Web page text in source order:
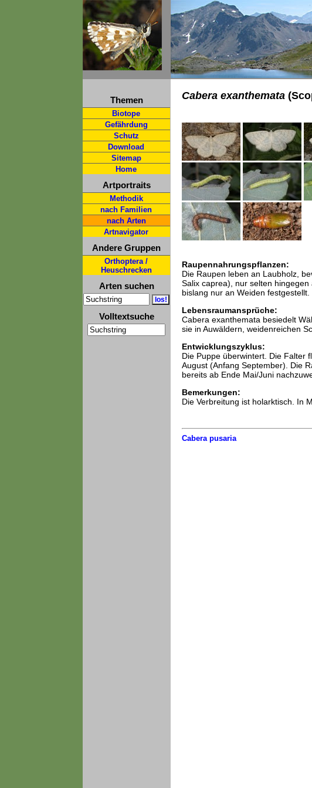
Themen
Biotope
Gefährdung
Schutz
Download
Sitemap
Home
Artportraits
Methodik
nach Familien
nach Arten
Artnavigator
Andere Gruppen
Orthoptera /
Heuschrecken
Arten suchen
Volltextsuche
Cabera exanthemata
Raupennahrungspflanzen:
Die Raupen leben an Laubholz,
Salix caprea), nur selten
bislang nur an Weiden festgestellt.
Lebensraumansprüche:
Cabera exanthemata besiedelt
sie in Auwäldern, weidenreichen
Entwicklungszyklus:
Die Puppe überwintert. Die Falter
August (Anfang September). Die
bereits ab Ende Mai/Juni
Bemerkungen:
Die Verbreitung ist holarktisch. In
Cabera pusaria